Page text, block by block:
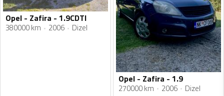
Opel - Zafira - 1.9CDTI
380000 km 2006 Dizel
Opel - Zafira - 1.9
270000 km 2006 Dizel